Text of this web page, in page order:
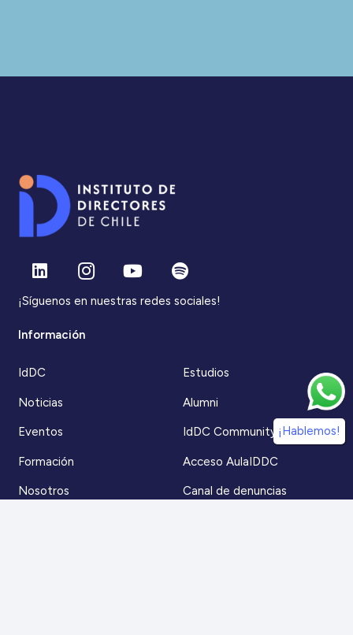
¡Síguenos en nuestras redes sociales!
Información
IdDC
Noticias
Eventos
Formación
Nosotros
Estudios
Alumni
IdDC Community
Acceso AulaIDDC
Canal de denuncias
¡Hablemos!